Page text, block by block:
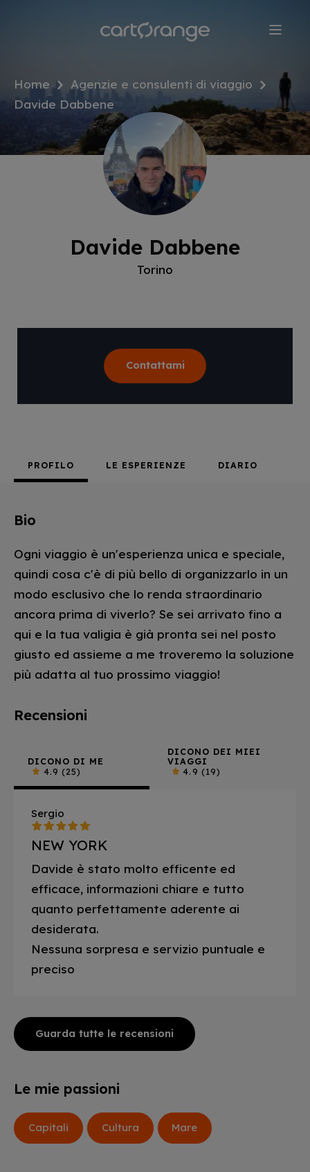
Home
Agenzie e consulenti di viaggio
Davide Dabbene
Davide Dabbene
Torino
Contattami
PROFILO LE ESPERIENZE DIARIO
Bio
Ogni viaggio è un'esperienza unica e speciale,
quindi cosa c'è di più bello di organizzarlo in un
modo esclusivo che lo renda straordinario
ancora prima di viverlo? Se sei arrivato fino a
qui e la tua valigia è già pronta sei nel posto
giusto ed assieme a me troveremo la soluzione
più adatta al tuo prossimo viaggio!
Recensioni
DICONO DI ME
4.9 (25)
DICONO DEI MIEI
VIAGGI
4.9 (19)
Sergio
NEW YORK
Davide è stato molto efficente ed
efficace, informazioni chiare e tutto
quanto perfettamente aderente ai
desiderata.
Nessuna sorpresa e servizio puntuale e
preciso
Guarda tutte le recensioni
Le mie passioni
Capitali Cultura Mare